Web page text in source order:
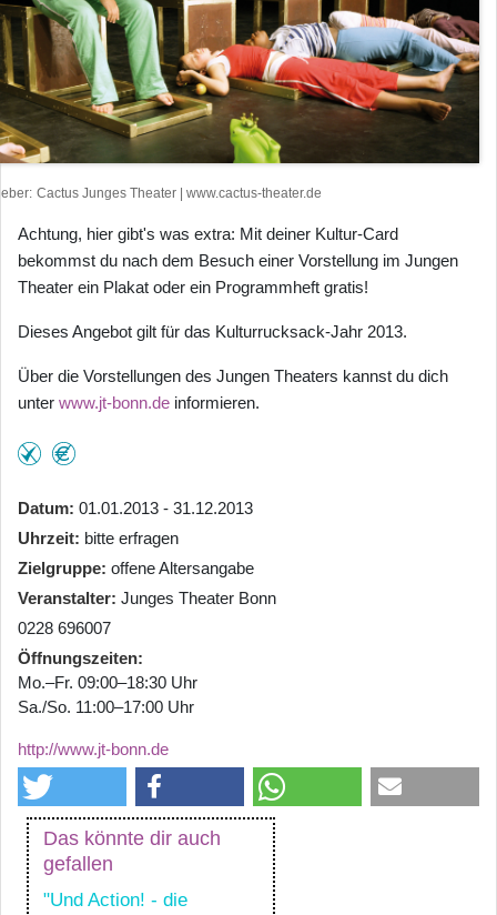
Cactus Junges Theater | www.cactus-theater.de
Achtung, hier gibt's was extra: Mit deiner Kultur-Card
bekommst du nach dem Besuch einer Vorstellung im Jungen
Theater ein Plakat oder ein Programmheft gratis!
Dieses Angebot gilt für das Kulturrucksack-Jahr 2013.
Über die Vorstellungen des Jungen Theaters kannst du dich
unter www.jt-bonn.de informieren.
Datum 01.01.2013 - 31.12.2013
Uhrzeit bitte erfragen
Zielgruppe offene Altersangabe
Veranstalter Junges Theater Bonn
0228 696007
Öffnungszeiten
Mo.–Fr. 09:00–18:30 Uhr
Sa./So. 11:00–17:00 Uhr
http://www.jt-bonn.de
Das könnte dir auch
gefallen
"Und Action! - die